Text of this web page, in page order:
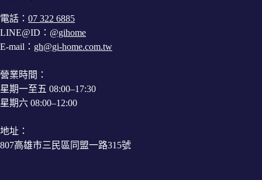
電話： 07 322 6885
LINE@ID： @gihome
E-mail： gh@gi-home.com.tw
營業時間：
星期一至五 08:00–17:30
星期六 08:00–12:00
地址：
807高雄市三民區同盟一路315號